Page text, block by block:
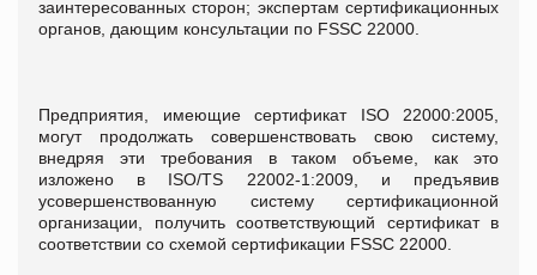
заинтересованных сторон; экспертам сертификационных
органов, дающим консультации по FSSC 22000.
Предприятия, имеющие сертификат ISO 22000:2005,
могут продолжать совершенствовать свою систему,
внедряя эти требования в таком объеме, как это
изложено в ISO/TS 22002-1:2009, и предъявив
усовершенствованную систему сертификационной
организации, получить соответствующий сертификат в
соответствии со схемой сертификации FSSC 22000.